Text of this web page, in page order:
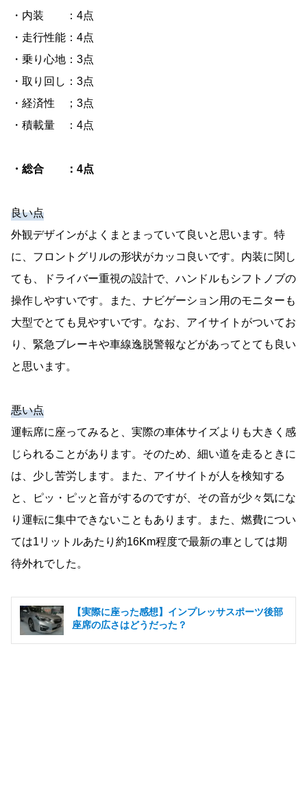
・内装 ：4点
・走行性能：4点
・乗り心地：3点
・取り回し：3点
・経済性 ；3点
・積載量 ：4点
・総合 ：4点
良い点
外観デザインがよくまとまっていて良いと思います。特
に、フロントグリルの形状がカッコ良いです。内装に関し
ても、ドライバー重視の設計で、ハンドルもシフトノブの
操作しやすいです。また、ナビゲーション用のモニターも
大型でとても見やすいです。なお、アイサイトがついてお
り、緊急ブレーキや車線逸脱警報などがあってとても良い
と思います。
悪い点
運転席に座ってみると、実際の車体サイズよりも大きく感
じられることがあります。そのため、細い道を走るときに
は、少し苦労します。また、アイサイトが人を検知する
と、ピッ・ピッと音がするのですが、その音が少々気にな
り運転に集中できないこともあります。また、燃費につい
ては1リットルあたり約16Km程度で最新の車としては期
待外れでした。
【実際に座った感想】インプレッサスポーツ後部
座席の広さはどうだった？